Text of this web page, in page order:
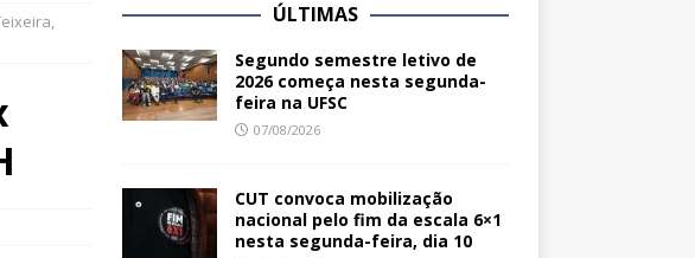
ÚLTIMAS
Segundo semestre letivo de
2026 começa nesta segunda-
feira na UFSC
07/08/2026
CUT convoca mobilização
nacional pelo fim da escala 6×1
nesta segunda-feira, dia 10